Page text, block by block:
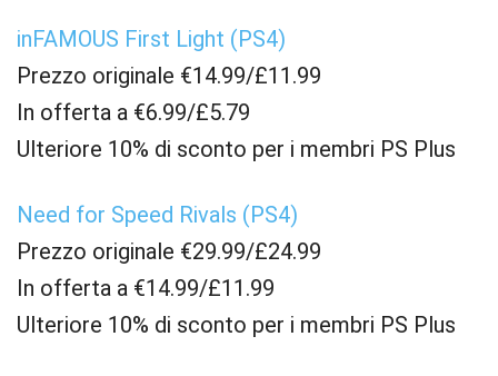
inFAMOUS First Light (PS4)
Prezzo originale €14.99/£11.99
In offerta a €6.99/£5.79
Ulteriore 10% di sconto per i membri PS Plus
Need for Speed Rivals (PS4)
Prezzo originale €29.99/£24.99
In offerta a €14.99/£11.99
Ulteriore 10% di sconto per i membri PS Plus